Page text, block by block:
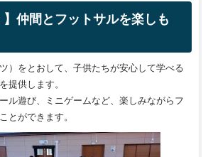
】仲間とフットサルを楽しも
）をとおして、子供たちが安心して学べる
提供します。
ル遊び、ミニゲームなど、楽しみながらフ
とができます。